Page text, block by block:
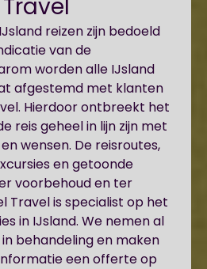
reizen zijn bedoeld
van de
worden alle IJsland
afgestemd met klanten
Hierdoor ontbreekt het
reis geheel in lijn zijn met
wensen. De reisroutes,
en getoonde
voorbehoud en ter
Travel is specialist op het
in IJsland. We nemen al
behandeling en maken
een offerte op